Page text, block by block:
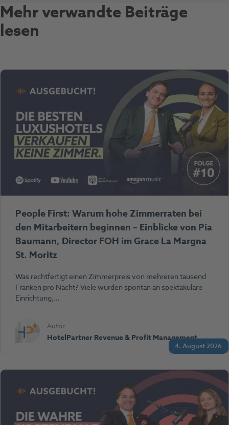
Mehr verwandte Beiträge
lesen
4. August 2026
People First: Warum hohe Zimmerraten bei
den Mitarbeitern beginnen – Einblicke von Pia
Baumann, Director FOH im Grace La Margna
St. Moritz
Was rechtfertigt einen Zimmerpreis von mehreren tausend
Franken pro Nacht? Viele würden spontan an spektakuläre
Einrichtung,…
Autor
HotelPartner Revenue & Profit Management